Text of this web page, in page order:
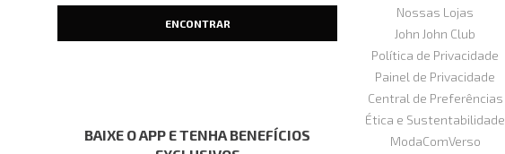
BAIXE O APP E TENHA BENEFÍCIOS
Nossas Lojas
John John Club
Política de Privacidade
Painel de Privacidade
Central de Preferências
Ética e Sustentabilidade
ModaComVerso